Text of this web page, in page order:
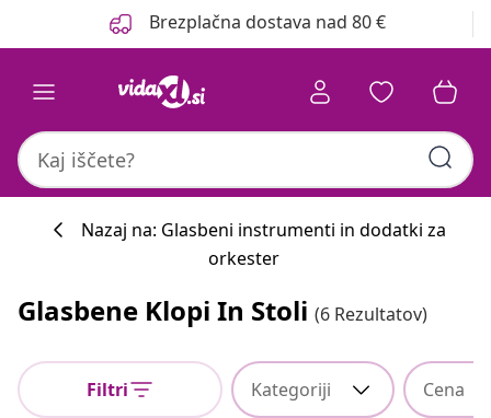
Brezplačna dostava nad 80 €
Nazaj na: Glasbeni instrumenti in dodatki za
orkester
Glasbene Klopi In Stoli (6 Rezultatov)
Filtri Kategoriji Cena